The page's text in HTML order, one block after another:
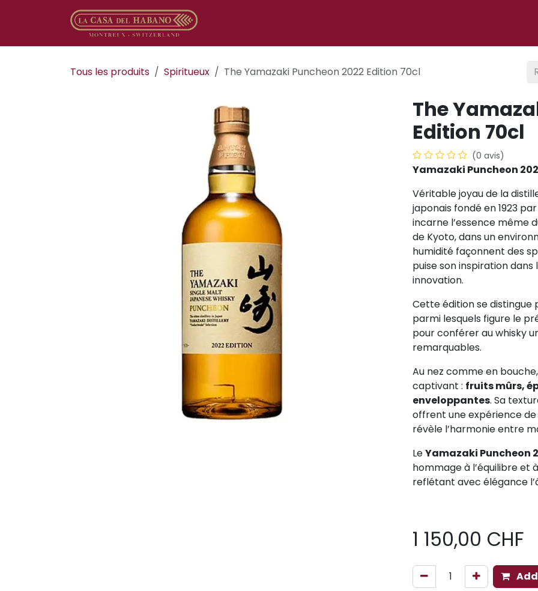
Se rendre au contenu
Tous les produits Spiritueux The Yamazaki Puncheon 2022 Edition 70cl
The
Edition 70cl
(0 avis)
Yamazaki Puncheon
Véritable joyau de la
japonais fondé en 1923
incarne l’essence même
de Kyoto, dans un
humidité façonnent des
puise son inspiration
innovation.
Cette édition se distingue
parmi lesquels figure le
pour conférer au whisky
remarquables.
Au nez comme en
captivant : fruits mûrs,
enveloppantes. Sa
offrent une expérience
révèle l’harmonie entre
LeYamazaki Puncheon
hommage à l’équilibre et
reflétant avec élégance
1 150,00 CHF